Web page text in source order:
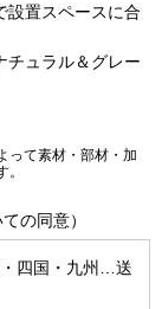
設置スペースに合
チュラル＆グレー
って素材・部材・加
の同意）
四国・九州…送